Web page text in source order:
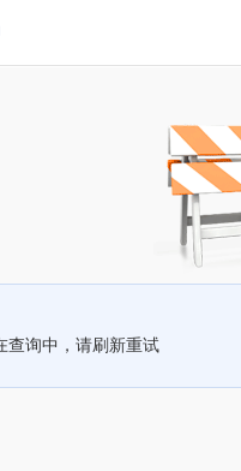
查询中，请刷新重试